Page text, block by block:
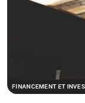
FINANCEMENT ET